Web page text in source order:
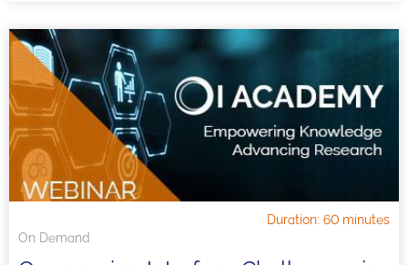
On Demand
Duration: 60 minutes